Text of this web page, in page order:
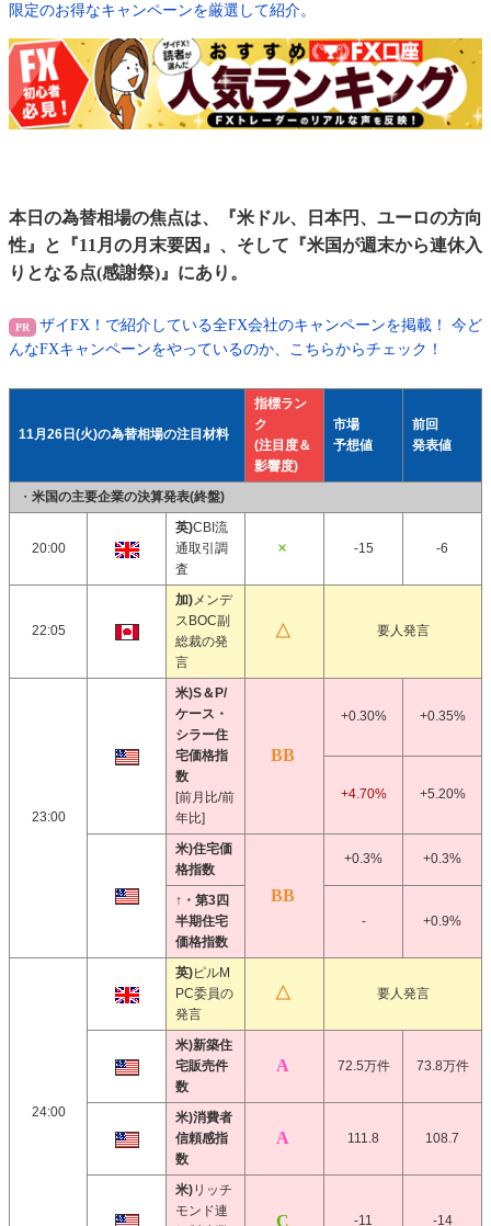
限定のお得なキャンペーンを厳選して紹介。
本日の為替相場の焦点は、『米ドル、日本円、ユーロの方向
性』と『11月の月末要因』、そして『米国が週末から連休入
りとなる点(感謝祭)』にあり。
ザイFX！で紹介している全FX会社のキャンペーンを掲載！ 今ど
んなFXキャンペーンをやっているのか、こちらからチェック！
11月26日(火)の為替相場の注目材料
指標ラン
ク
(注目度＆
影響度)
市場
予想値
前回
発表値
・ 米国の主要企業の決算発表(終盤)
20:00
英)CBI流
通取引調
査
-15 -6
22:05
加)メンデ
スBOC副
総裁の発
言
要人発言
23:00
米)S＆P/
ケース・
シラー住
宅価格指
数
[前月比/前
年比]
+0.30% +0.35%
+4.70% +5.20%
米)住宅価
格指数
+0.3% +0.3%
↑・第3四
半期住宅
価格指数
- +0.9%
24:00
英)ピルM
PC委員の
発言
要人発言
米)新築住
宅販売件
数
72.5万件 73.8万件
米)消費者
信頼感指
数
111.8 108.7
米)リッチ
モンド連
-11 -14